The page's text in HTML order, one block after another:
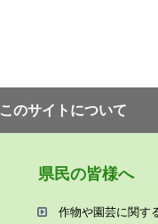
このサイトについて
県⺠の皆様へ
作物や園芸に関す